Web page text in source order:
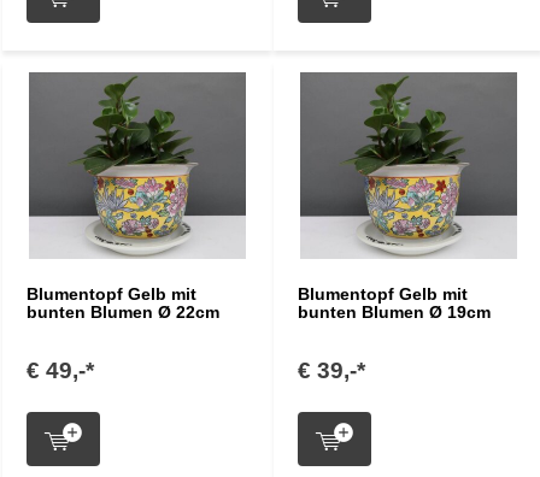
Blumentopf Gelb mit
bunten Blumen Ø 22cm
€ 49,-*
Blumentopf Gelb mit
bunten Blumen Ø 19cm
€ 39,-*